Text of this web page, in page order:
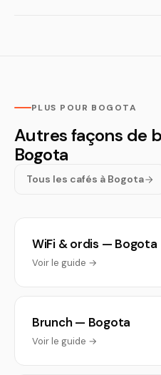
PLUS POUR BOGOTA
Autres façons de
Bogota
Tous les cafés à Bogota
WiFi & ordis — Bogota
Voir le guide →
Brunch — Bogota
Voir le guide →